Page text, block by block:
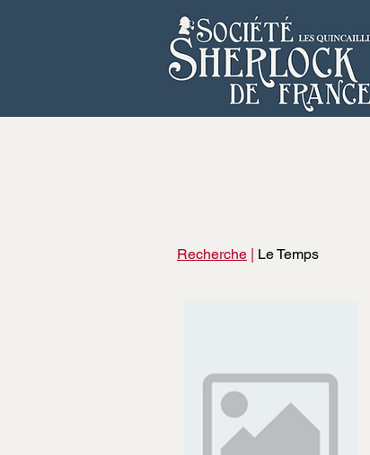
Recherche | Le Temps